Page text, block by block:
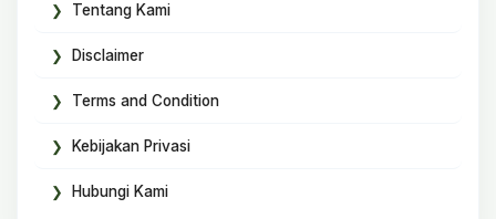
Tentang Kami
Disclaimer
Terms and Condition
Kebijakan Privasi
Hubungi Kami